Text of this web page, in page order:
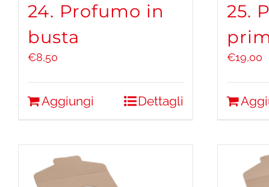
24. Profumo in
busta
€8,50
Aggiungi Dettagli
25.
€19,00